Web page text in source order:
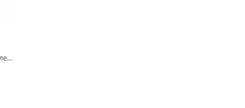
Токоизмерительные клещи TDM серия "МастерЭлектрик" М266 TDM - профессиональный измерительный инструмент